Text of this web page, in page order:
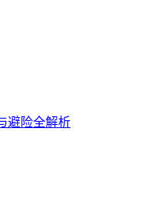
避险全解析